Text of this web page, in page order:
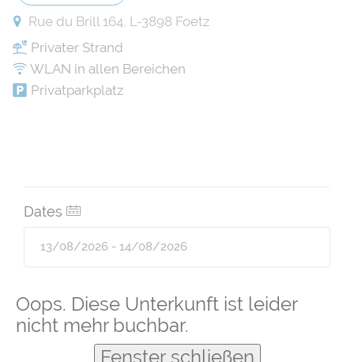
Oops. Diese Unterkunft ist leider
nicht mehr buchbar.
Fenster schließen
Rue du Brill 164, L-3898 Foetz
Privater Strand
WLAN in allen Bereichen
Privatparkplatz
Dates